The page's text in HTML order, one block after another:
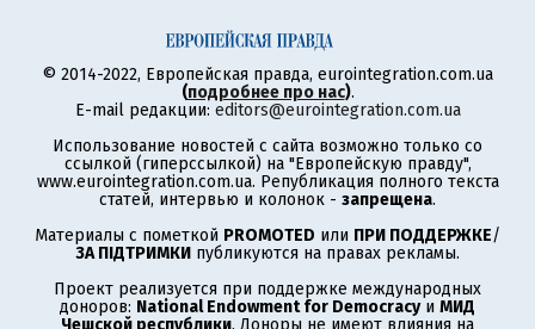
© 2014-2022, Европейская правда, eurointegration.com.ua
(подробнее про нас).
E-mail редакции: editors@eurointegration.com.ua
Использование новостей с сайта возможно только со
ссылкой (гиперссылкой) на "Европейскую правду",
www.eurointegration.com.ua. Републикация полного текста
статей, интервью и колонок - запрещена.
Материалы с пометкой PROMOTED или ПРИ ПОДДЕРЖКЕ/
ЗА ПІДТРИМКИ публикуются на правах рекламы.
Проект реализуется при поддержке международных
доноров: National Endowment for Democracyи МИД